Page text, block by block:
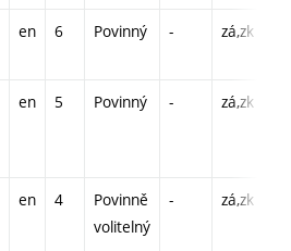
en 6 Povinný - zá,zk
en 5 Povinný - zá,zk
en 4
Povinně
volitelný
- zá,zk